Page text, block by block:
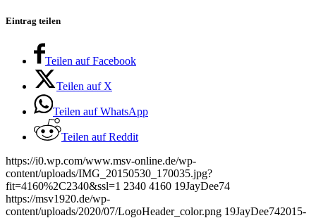
Eintrag teilen
Teilen auf Facebook
Teilen auf X
Teilen auf WhatsApp
Teilen auf Reddit
https://i0.wp.com/www.msv-online.de/wp-
content/uploads/IMG_20150530_170035.jpg?
fit=4160%2C2340&ssl=1 2340 4160 19JayDee74
https://msv1920.de/wp-
content/uploads/2020/07/LogoHeader_color.png 19JayDee742015-